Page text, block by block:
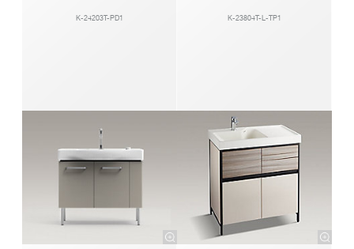
K-24203T-PD1 K-23804T-L-TP1